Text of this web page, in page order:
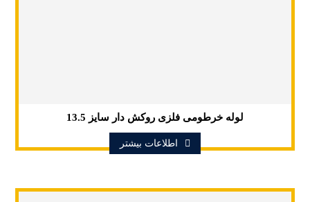
لوله خرطومی فلزی روکش دار سایز 13.5
اطلاعات بیشتر